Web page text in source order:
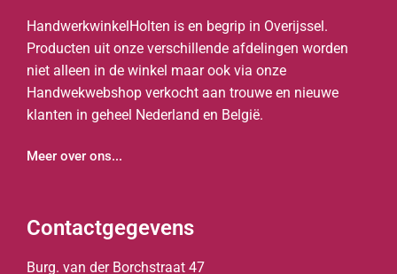
HandwerkwinkelHolten is en begrip in Overijssel.
Producten uit onze verschillende afdelingen worden
niet alleen in de winkel maar ook via onze
Handwekwebshop verkocht aan trouwe en nieuwe
klanten in geheel Nederland en België.
Meer over ons...
Contactgegevens
Burg. van der Borchstraat 47